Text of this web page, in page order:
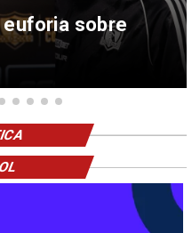
euforia sobre